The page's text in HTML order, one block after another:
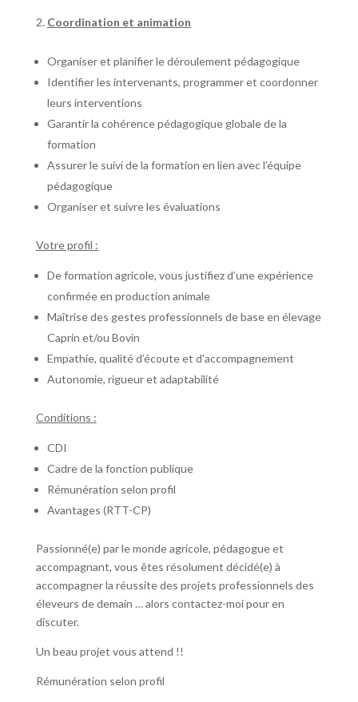
Coordination et animation
Organiser et planifier le déroulement pédagogique
Identifier les intervenants, programmer et coordonner
leurs interventions
Garantir la cohérence pédagogique globale de la
formation
Assurer le suivi de la formation en lien avec l’équipe
pédagogique
Organiser et suivre les évaluations
Votre profil :
De formation agricole, vous justifiez d’une expérience
confirmée en production animale
Maîtrise des gestes professionnels de base en élevage
Caprin et/ou Bovin
Empathie, qualité d’écoute et d’accompagnement
Autonomie, rigueur et adaptabilité
Conditions :
CDI
Cadre de la fonction publique
Rémunération selon profil
Avantages (RTT-CP)
Passionné(e) par le monde agricole, pédagogue et
accompagnant, vous êtes résolument décidé(e) à
accompagner la réussite des projets professionnels des
éleveurs de demain … alors contactez-moi pour en
discuter.
Un beau projet vous attend !!
Rémunération selon profil